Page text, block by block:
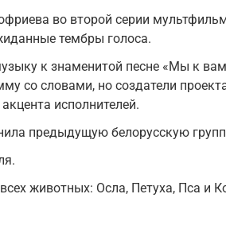
во второй серии
тембры голоса.
к знаменитой песне «Мы к
со словами, но создатели
исполнителей.
предыдущую белорусскую
животных: Осла, Петуха, Пса и